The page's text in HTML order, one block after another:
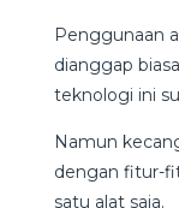
Penggunaan
dianggap
teknologi ini
Namun
dengan fitur-
satu alat saja.